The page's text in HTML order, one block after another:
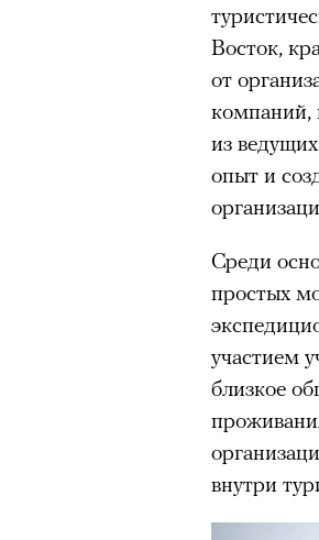
Восток,
от
компаний,
из
опыт и
Среди
простых
участием
близкое
внутри
из
Для